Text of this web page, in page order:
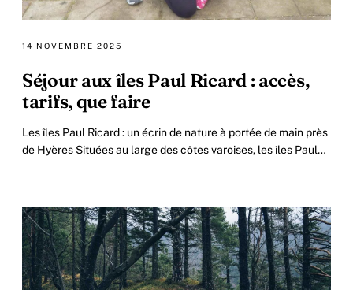
14 NOVEMBRE 2025
Séjour aux îles Paul Ricard : accès,
tarifs, que faire
Les îles Paul Ricard : un écrin de nature à portée de main près
de Hyères Situées au large des côtes varoises, les îles Paul